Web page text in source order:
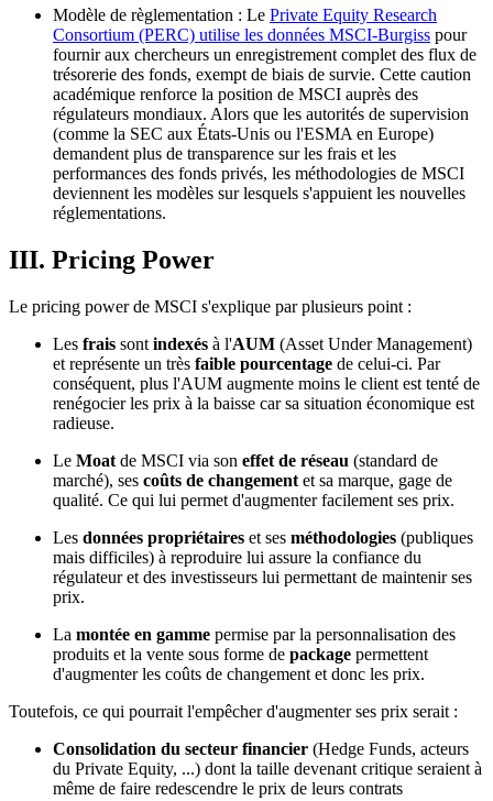
Modèle de règlementation : Le Private Equity Research
Consortium (PERC) utilise les données MSCI-Burgiss pour
fournir aux chercheurs un enregistrement complet des flux de
trésorerie des fonds, exempt de biais de survie. Cette caution
académique renforce la position de MSCI auprès des
régulateurs mondiaux. Alors que les autorités de supervision
(comme la SEC aux États-Unis ou l'ESMA en Europe)
demandent plus de transparence sur les frais et les
performances des fonds privés, les méthodologies de MSCI
deviennent les modèles sur lesquels s'appuient les nouvelles
réglementations.
III. Pricing Power
Le pricing power de MSCI s'explique par plusieurs point :
Les frais sont indexés à l'AUM (Asset Under Management)
et représente un très faible pourcentage de celui-ci. Par
conséquent, plus l'AUM augmente moins le client est tenté de
renégocier les prix à la baisse car sa situation économique est
radieuse.
Le Moat de MSCI via son effet de réseau (standard de
marché), ses coûts de changement et sa marque, gage de
qualité. Ce qui lui permet d'augmenter facilement ses prix.
Les données propriétaires et ses méthodologies (publiques
mais difficiles) à reproduire lui assure la confiance du
régulateur et des investisseurs lui permettant de maintenir ses
prix.
La montée en gamme permise par la personnalisation des
produits et la vente sous forme de package permettent
d'augmenter les coûts de changement et donc les prix.
Toutefois, ce qui pourrait l'empêcher d'augmenter ses prix serait :
Consolidation du secteur financier (Hedge Funds, acteurs
du Private Equity, ...) dont la taille devenant critique seraient à
même de faire redescendre le prix de leurs contrats